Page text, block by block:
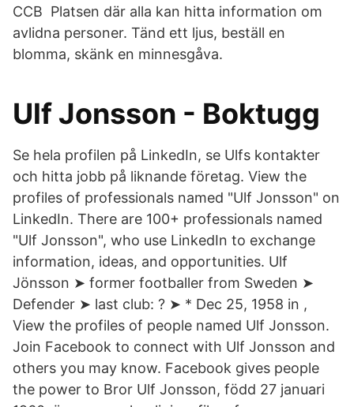
CCB Platsen där alla kan hitta information om
avlidna personer. Tänd ett ljus, beställ en
blomma, skänk en minnesgåva.
Ulf Jonsson - Boktugg
Se hela profilen på LinkedIn, se Ulfs kontakter
och hitta jobb på liknande företag. View the
profiles of professionals named "Ulf Jonsson" on
LinkedIn. There are 100+ professionals named
"Ulf Jonsson", who use LinkedIn to exchange
information, ideas, and opportunities. Ulf
Jönsson ➤ former footballer from Sweden ➤
Defender ➤ last club: ? ➤ * Dec 25, 1958 in ,
View the profiles of people named Ulf Jonsson.
Join Facebook to connect with Ulf Jonsson and
others you may know. Facebook gives people
the power to Bror Ulf Jonsson, född 27 januari